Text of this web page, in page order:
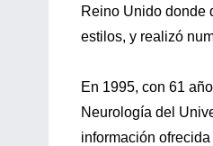
Reino Unido donde
estilos, y realizó
En 1995, con 61
Neurología del
información